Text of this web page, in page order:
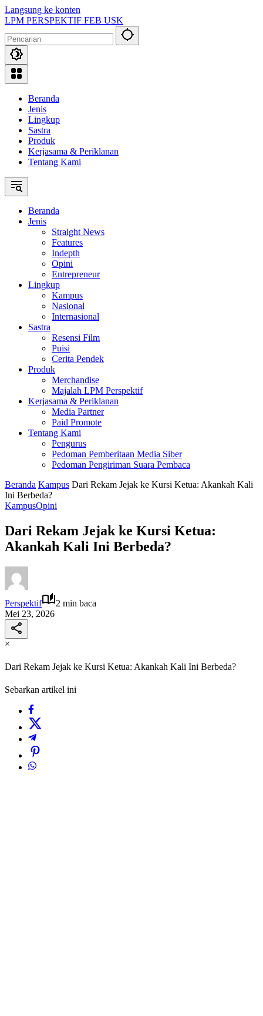
Langsung ke konten
LPM PERSPEKTIF FEB USK
Beranda
Jenis
Lingkup
Sastra
Produk
Kerjasama & Periklanan
Tentang Kami
Beranda
Jenis
Straight News
Features
Indepth
Opini
Entrepreneur
Lingkup
Kampus
Nasional
Internasional
Sastra
Resensi Film
Puisi
Cerita Pendek
Produk
Merchandise
Majalah LPM Perspektif
Kerjasama & Periklanan
Media Partner
Paid Promote
Tentang Kami
Pengurus
Pedoman Pemberitaan Media Siber
Pedoman Pengiriman Suara Pembaca
Beranda Kampus Dari Rekam Jejak ke Kursi Ketua: Akankah Kali
Ini Berbeda?
KampusOpini
Dari Rekam Jejak ke Kursi Ketua:
Akankah Kali Ini Berbeda?
Perspektif
2 min baca
Mei 23, 2026
×
Dari Rekam Jejak ke Kursi Ketua: Akankah Kali Ini Berbeda?
Sebarkan artikel ini